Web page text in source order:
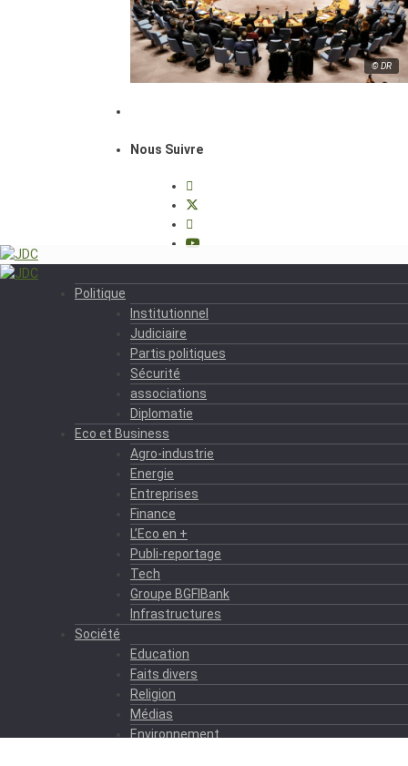
© DR
Nous Suivre
Politique
Institutionnel
Judiciaire
Partis politiques
Sécurité
associations
Diplomatie
Eco et Business
Agro-industrie
Energie
Entreprises
Finance
L’Eco en +
Publi-reportage
Tech
Groupe BGFIBank
Infrastructures
Société
Education
Faits divers
Religion
Médias
Environnement